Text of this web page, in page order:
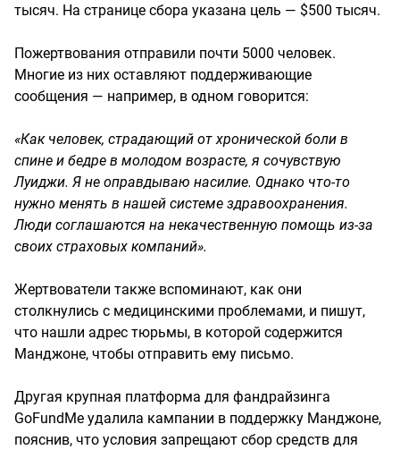
тысяч. На странице сбора указана цель — $500 тысяч.
Пожертвования отправили почти 5000 человек.
Многие из них оставляют поддерживающие
сообщения — например, в одном говорится:
«Как человек, страдающий от хронической боли в
спине и бедре в молодом возрасте, я сочувствую
Луиджи. Я не оправдываю насилие. Однако что-то
нужно менять в нашей системе здравоохранения.
Люди соглашаются на некачественную помощь из-за
своих страховых компаний».
Жертвователи также вспоминают, как они
столкнулись с медицинскими проблемами, и пишут,
что нашли адрес тюрьмы, в которой содержится
Манджоне, чтобы отправить ему письмо.
Другая крупная платформа для фандрайзинга
GoFundMe удалила кампании в поддержку Манджоне,
пояснив, что условия запрещают сбор средств для